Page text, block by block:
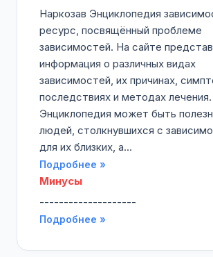
Наркозав Энциклопедия
ресурс, посвящённый проблеме
зависимостей. На сайте
информация о различных видах
зависимостей, их причинах,
последствиях и методах лечения.
Энциклопедия может быть
людей, столкнувшихся с
для их близких, а...
Подробнее »
Минусы
--------------------
Подробнее »